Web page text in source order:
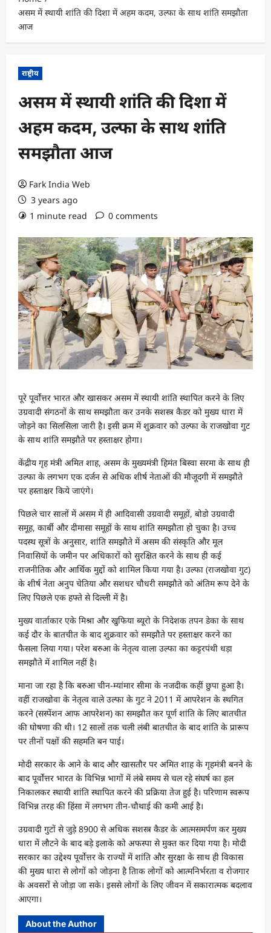
असम में स्थायी शांति की दिशा में अहम कदम, उल्फा के साथ शांति समझौता
आज
राष्ट्रीय
असम में स्थायी शांति की दिशा में
अहम कदम, उल्फा के साथ शांति
समझौता आज
Fark India Web
3 years ago
1 minute read
0 comments
पूरे पूर्वोत्तर भारत और खासकर असम में स्थायी शांति स्थापित करने के लिए
उग्रवादी संगठनों के साथ समझौता कर उनके सशस्त्र कैडर को मुख्य धारा में
जोड़ने का सिलसिला जारी है। इसी क्रम में शुक्रवार को उल्फा के राजखोवा गुट
के साथ शांति समझौते पर हस्ताक्षर होगा।
केंद्रीय गृह मंत्री अमित शाह, असम के मुख्यमंत्री हिमंत बिस्वा सरमा के साथ ही
उल्फा के लगभग एक दर्जन से अधिक शीर्ष नेताओं की मौजूदगी में समझौते
पर हस्ताक्षर किये जाएंगे।
पिछले चार सालों में असम में ही आदिवासी उग्रवादी समूहों, बोडो उग्रवादी
समूह, कार्बी और दीमासा समूहों के साथ शांति समझौता हो चुका है। उच्च
पदस्थ सूत्रों के अनुसार, शांति समझौते में असम की संस्कृति और मूल
निवासियों के जमीन पर अधिकारों को सुरक्षित करने के साथ ही कई
राजनीतिक और आर्थिक मुद्दों को शामिल किया गया है। उल्फा (राजखोवा गुट)
के शीर्ष नेता अनुप चेतिया और सशधर चौधरी समझौते को अंतिम रूप देने के
लिए पिछले एक हफ्ते से दिल्ली में है।
मुख्य वार्ताकार एके मिश्रा और खुफिया ब्यूरो के निदेशक तपन डेका के साथ
कई दौर के बातचीत के बाद शुक्रवार को समझौते पर हस्ताक्षर करने का
फैसला लिया गया। परेश बरुआ के नेतृत्व वाला उल्फा का कट्टरपंथी धड़ा
समझौते में शामिल नहीं है।
माना जा रहा है कि बरुआ चीन-म्यांमार सीमा के नजदीक कहीं छुपा हुआ है।
वहीं राजखोवा के नेतृत्व वाले उल्फा के गुट ने 2011 में आपरेशन के स्थगित
करने (सस्पेंशन आफ आपरेशन) का समझौत कर पूर्ण शांति के लिए बातचीत
की घोषणा की थी। 12 सालों तक चली लंबी बातचीत के बाद शांति के प्रारूप
पर तीनों पक्षों की सहमति बन पाई।
मोदी सरकार के आने के बाद और खासतौर पर अमित शाह के गृहमंत्री बनने के
बाद पूर्वोत्तर भारत के विभिन्न भागों में लंबे समय से चल रहे संघर्ष का हल
निकालकर स्थायी शांति स्थापित करने की प्रक्रिया तेज हुई है। परिणाम स्वरूप
विभिन्न तरह की हिंसा में लगभग तीन-चौथाई की कमी आई है।
उग्रवादी गुटों से जुड़े 8900 से अधिक सशस्त्र कैडर के आत्मसमर्पण कर मुख्य
धारा में लौटने के बाद बड़े इलाके को अफस्पा से मुक्त कर दिया गया है। मोदी
सरकार का उद्देश्य पूर्वोत्तर के राज्यों में शांति और सुरक्षा के साथ ही विकास
की मुख्य धारा से लोगों को जोड़ना है तािक लोगों को आत्मनिर्भरता व राेजगार
के अवसरों से जोड़ा जा सके। इससे लोगों के लिए जीवन में सकारात्मक बदलाव
आएगा।
About the Author